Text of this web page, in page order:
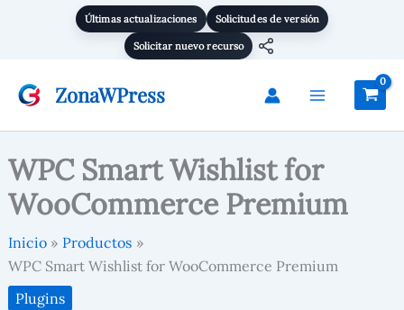
Últimas actualizaciones Solicitudes de versión
Solicitar nuevo recurso
ZonaWPress
WPC Smart Wishlist for
WooCommerce Premium
Inicio
Productos
WPC Smart Wishlist for WooCommerce Premium
Plugins